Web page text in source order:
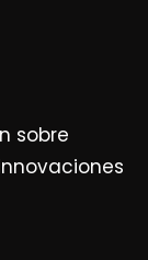
sobre